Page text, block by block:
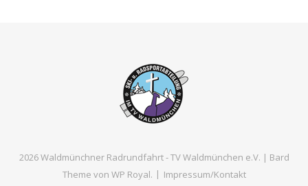
2026 Waldmünchner Radrundfahrt - TV Waldmünchen e.V. | Bard
Theme von WP Royal. Impressum/Kontakt